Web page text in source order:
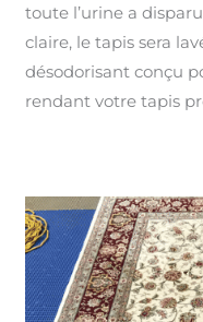
toute l’urine a
claire, le tapis sera
désodorisant conçu
rendant votre tapis